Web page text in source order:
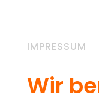
IMPRESSUM
Wir